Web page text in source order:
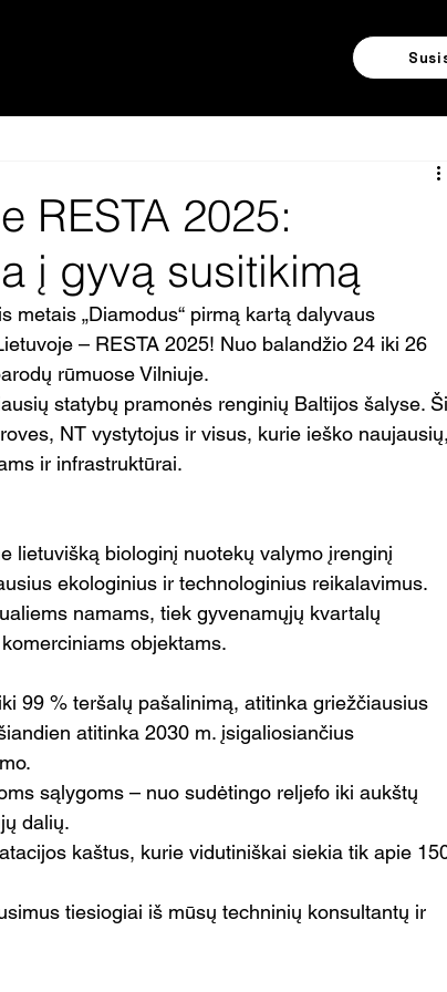
RESTA 2025:
į gyvą susitikimą
– RESTA 2025! Nuo balandžio 24 iki 26
rūmuose Vilniuje.
statybų pramonės renginių Baltijos šalyse.
NT vystytojus ir visus, kurie ieško
ir infrastruktūrai.
lietuvišką biologinį nuotekų valymo įrenginį
ekologinius ir technologinius reikalavimus.
namams, tiek gyvenamųjų kvartalų
objektams.
99 % teršalų pašalinimą, atitinka griežčiausius
atitinka 2030 m. įsigaliosiančius
sąlygoms – nuo sudėtingo reljefo iki aukštų
dalių.
kaštus, kurie vidutiniškai siekia tik apie
tiesiogiai iš mūsų techninių konsultantų ir